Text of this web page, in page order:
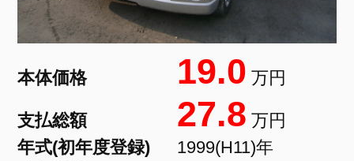
本体価格 19.0 万円
支払総額 27.8 万円
年式(初年度登録)
1999(H11)年